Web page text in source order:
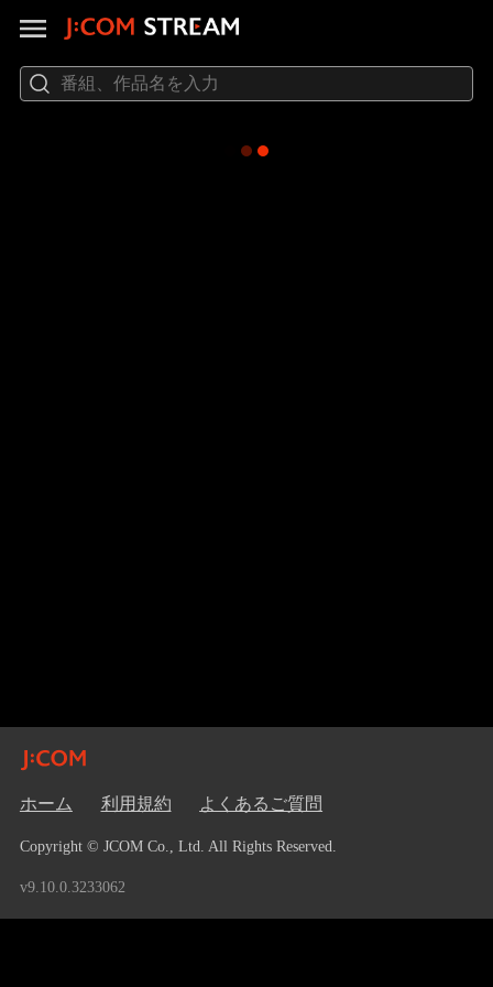
ホーム 利用規約 よくあるご質問
Copyright © JCOM Co., Ltd. All Rights Reserved.
v9.10.0.3233062